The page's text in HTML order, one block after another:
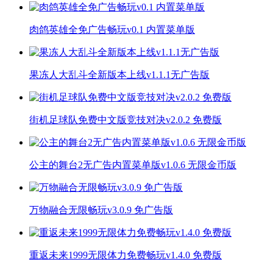
肉鸽英雄全免广告畅玩v0.1 内置菜单版
果冻人大乱斗全新版本上线v1.1.1无广告版
街机足球队免费中文版竞技对决v2.0.2 免费版
公主的舞台2无广告内置菜单版v1.0.6 无限金币版
万物融合无限畅玩v3.0.9 免广告版
重返未来1999无限体力免费畅玩v1.4.0 免费版